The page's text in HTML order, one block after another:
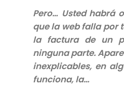
Pero… Usted habrá
que la web falla por
la factura de un
ninguna parte.
inexplicables, en
funciona, la…